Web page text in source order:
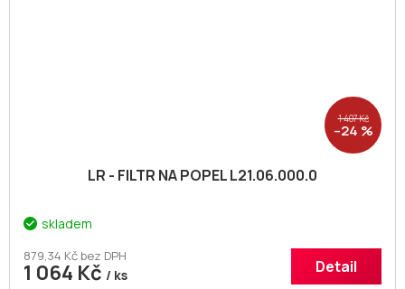
1 407 Kč
–24 %
LR - FILTR NA POPEL L21.06.000.0
skladem
879,34 Kč bez DPH
1 064 Kč / ks Detail